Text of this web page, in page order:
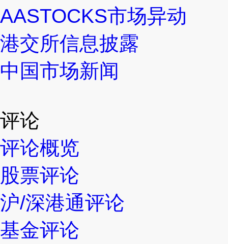
AASTOCKS市场异动
港交所信息披露
中国市场新闻
评论
评论概览
股票评论
沪/深港通评论
基金评论